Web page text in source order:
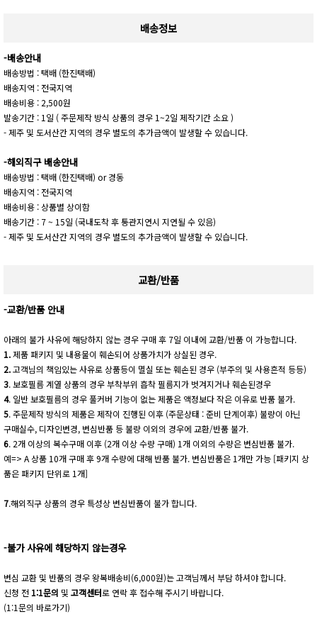
배송정보
-배송안내
배송방법 : 택배 (한진택배)
배송지역 : 전국지역
배송비용 : 2,500원
발송기간 : 1일 ( 주문제작 방식 상품의 경우 1~2일 제작기간 소요 )
- 제주 및 도서산간 지역의 경우 별도의 추가금액이 발생할 수 있습니다.
-해외직구 배송안내
배송방법 : 택배 (한진택배) or 경동
배송지역 : 전국지역
배송비용 : 상품별 상이함
배송기간 : 7 ~ 15일 (국내도착 후 통관지연시 지연될 수 있음)
- 제주 및 도서산간 지역의 경우 별도의 추가금액이 발생할 수 있습니다.
교환/반품
-교환/반품 안내
아래의 불가 사유에 해당하지 않는 경우 구매 후 7일 이내에 교환/반품 이 가능합니다.
1.제품 패키지 및 내용물이 훼손되어 상품가치가 상실된 경우.
2.고객님의 책임있는 사유로 상품등이 멸실 또는 훼손된 경우 (부주의 및 사용흔적 등등)
3. 보호필름 계열 상품의 경우 부착부위 흡착 필름지가 벗겨지거나 훼손된경우
4. 일반 보호필름의 경우 풀커버 기능이 없는 제품은 액정보다 작은 이유로 반품 불가.
5. 주문제작 방식의 제품은 제작이 진행된 이후 (주문상태 : 준비 단계이후) 불량이 아닌
구매실수, 디자인변경, 변심반품 등 불량 이외의 경우에 교환/반품 불가.
6. 2개 이상의 복수구매 이후 (2개 이상 수량 구매) 1개 이외의 수량은 변심반품 불가.
예=> A 상품 10개 구매 후 9개 수량에 대해 반품 불가. 변심반품은 1개만 가능 [패키지 상
품은 패키지 단위로 1개]
7.해외직구 상품의 경우 특성상 변심반품이 불가 합니다.
-불가 사유에 해당하지 않는경우
변심 교환 및 반품의 경우 왕복배송비(6,000원)는 고객님께서 부담 하셔야 합니다.
신청 전 1:1문의 및 고객센터로 연락 후 접수해 주시기 바랍니다.
(1:1문의 바로가기)